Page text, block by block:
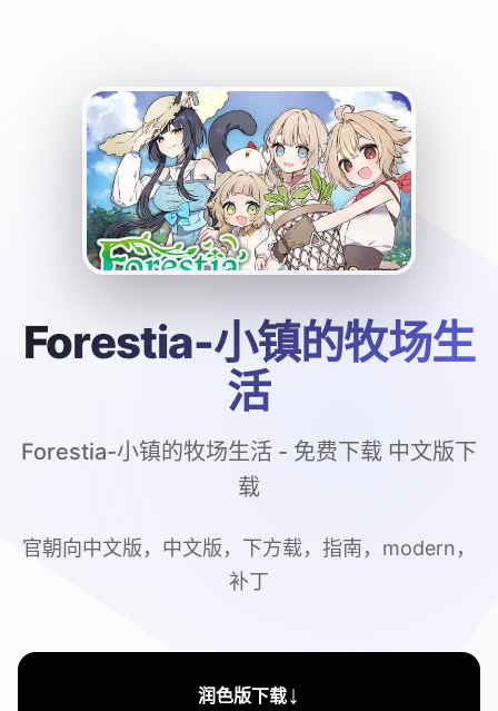
Forestia-小镇的牧场生
活
Forestia-小镇的牧场生活 - 免费下载 中文版下
载
官朝向中文版，中文版，下方载，指南，modern，
补丁
润色版下载↓